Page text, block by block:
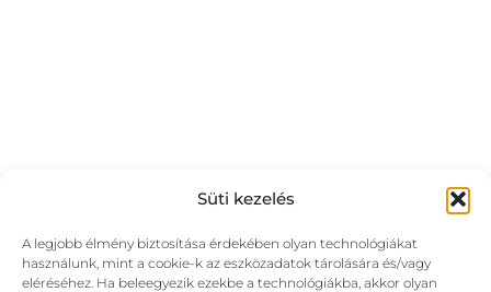
Süti kezelés
A legjobb élmény biztosítása érdekében olyan technológiákat
használunk, mint a cookie-k az eszközadatok tárolására és/vagy
eléréséhez. Ha beleegyezik ezekbe a technológiákba, akkor olyan